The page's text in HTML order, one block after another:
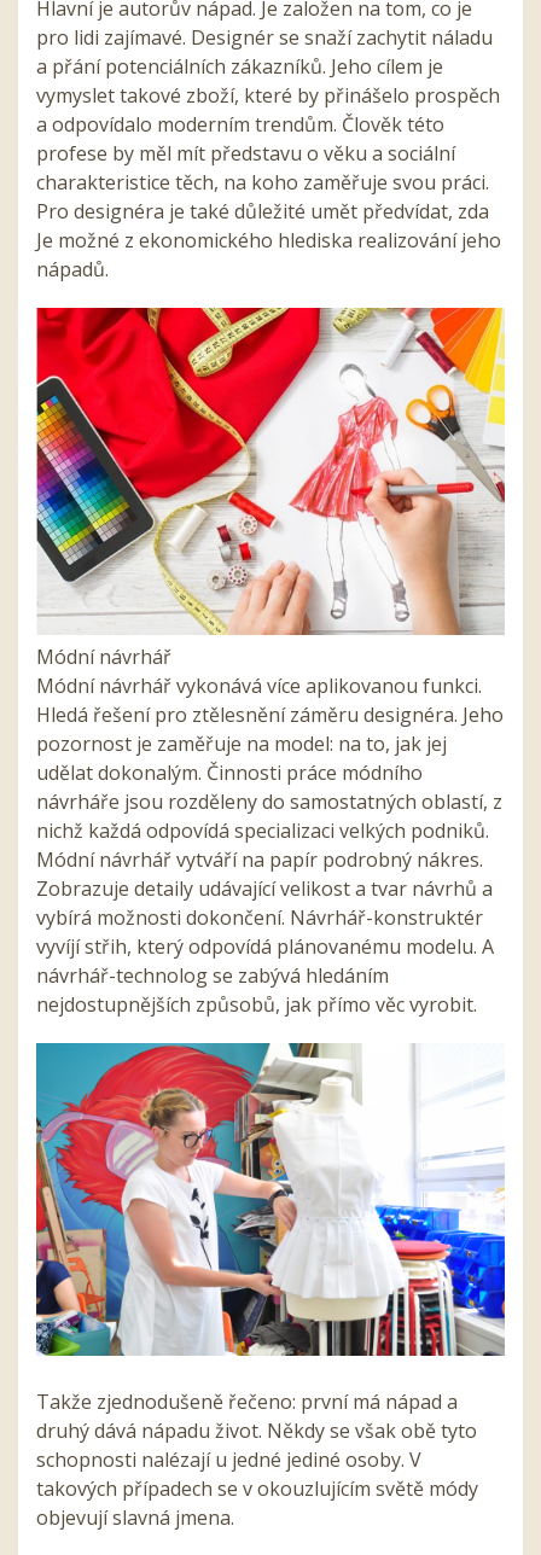
Hlavní je autorův nápad. Je založen na tom, co je
pro lidi zajímavé. Designér se snaží zachytit náladu
a přání potenciálních zákazníků. Jeho cílem je
vymyslet takové zboží, které by přinášelo prospěch
a odpovídalo moderním trendům. Člověk této
profese by měl mít představu o věku a sociální
charakteristice těch, na koho zaměřuje svou práci.
Pro designéra je také důležité umět předvídat, zda
Je možné z ekonomického hlediska realizování jeho
nápadů.
Módní návrhář
Módní návrhář vykonává více aplikovanou funkci.
Hledá řešení pro ztělesnění záměru designéra. Jeho
pozornost je zaměřuje na model: na to, jak jej
udělat dokonalým. Činnosti práce módního
návrháře jsou rozděleny do samostatných oblastí, z
nichž každá odpovídá specializaci velkých podniků.
Módní návrhář vytváří na papír podrobný nákres.
Zobrazuje detaily udávající velikost a tvar návrhů a
vybírá možnosti dokončení. Návrhář-konstruktér
vyvíjí střih, který odpovídá plánovanému modelu. A
návrhář-technolog se zabývá hledáním
nejdostupnějších způsobů, jak přímo věc vyrobit.
Takže zjednodušeně řečeno: první má nápad a
druhý dává nápadu život. Někdy se však obě tyto
schopnosti nalézají u jedné jediné osoby. V
takových případech se v okouzlujícím světě módy
objevují slavná jmena.